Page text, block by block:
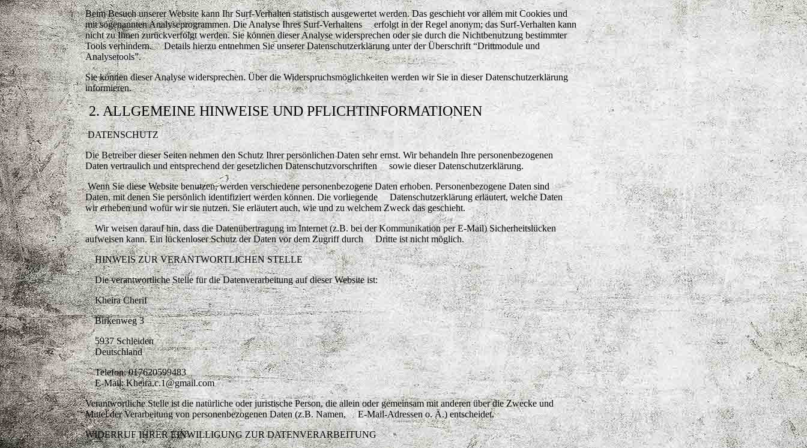
Beim Besuch unserer Website kann Ihr Surf-Verhalten statistisch ausgewertet werden. Das geschieht vor allem mit Cookies und
mit sogenannten Analyseprogrammen. Die Analyse Ihres Surf-Verhaltens erfolgt in der Regel anonym; das Surf-Verhalten kann
nicht zu Ihnen zurückverfolgt werden. Sie können dieser Analyse widersprechen oder sie durch die Nichtbenutzung bestimmter
Tools verhindern. Details hierzu entnehmen Sie unserer Datenschutzerklärung unter der Überschrift “Drittmodule und
Analysetools”.
Sie können dieser Analyse widersprechen. Über die Widerspruchsmöglichkeiten werden wir Sie in dieser Datenschutzerklärung
informieren.
2. ALLGEMEINE HINWEISE UND PFLICHTINFORMATIONEN
DATENSCHUTZ
Die Betreiber dieser Seiten nehmen den Schutz Ihrer persönlichen Daten sehr ernst. Wir behandeln Ihre personenbezogenen
Daten vertraulich und entsprechend der gesetzlichen Datenschutzvorschriften sowie dieser Datenschutzerklärung.
Wenn Sie diese Website benutzen, werden verschiedene personenbezogene Daten erhoben. Personenbezogene Daten sind
Daten, mit denen Sie persönlich identifiziert werden können. Die vorliegende Datenschutzerklärung erläutert, welche Daten
wir erheben und wofür wir sie nutzen. Sie erläutert auch, wie und zu welchem Zweck das geschieht.
Wir weisen darauf hin, dass die Datenübertragung im Internet (z.B. bei der Kommunikation per E-Mail) Sicherheitslücken
aufweisen kann. Ein lückenloser Schutz der Daten vor dem Zugriff durch Dritte ist nicht möglich.
HINWEIS ZUR VERANTWORTLICHEN STELLE
Die verantwortliche Stelle für die Datenverarbeitung auf dieser Website ist:
Kheira Cherif
Birkenweg 3
5937 Schleiden
Deutschland
Telefon: 017620599483
E-Mail: Kheira.c.1@gmail.com
Verantwortliche Stelle ist die natürliche oder juristische Person, die allein oder gemeinsam mit anderen über die Zwecke und
Mittel der Verarbeitung von personenbezogenen Daten (z.B. Namen, E-Mail-Adressen o. Ä.) entscheidet.
WIDERRUF IHRER EINWILLIGUNG ZUR DATENVERARBEITUNG